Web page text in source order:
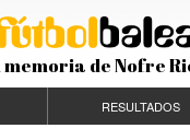
memoria de Nofre
RESULTADOS